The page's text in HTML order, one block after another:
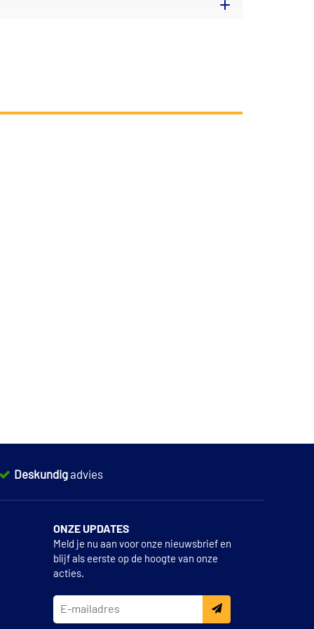
Deskundigadvies
ONZE UPDATES
Meld je nu aan voor onze nieuwsbrief en
blijf als eerste op de hoogte van onze
acties.